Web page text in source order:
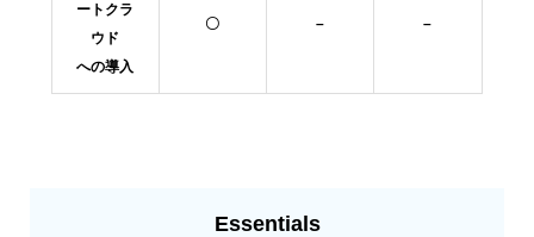
ートクラ
ウド
への導入
〇 – –
Essentials